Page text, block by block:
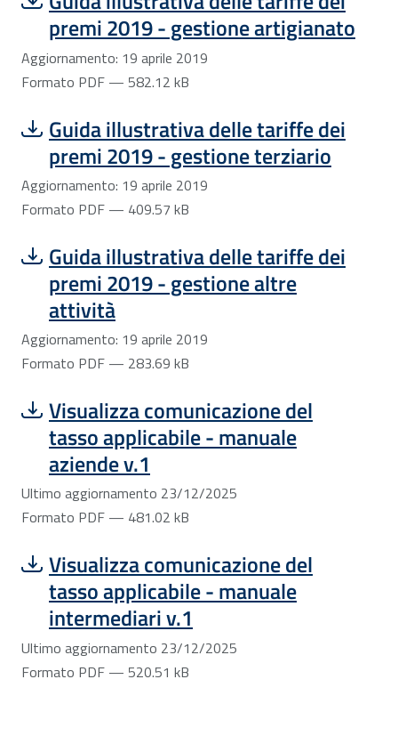
premi 2019 - gestione artigianato
Aggiornamento: 19 aprile 2019
Formato PDF — 582.12 kB
Scarica file:
Guida illustrativa delle tariffe dei
premi 2019 - gestione terziario
Formato PDF — Dimensione 409.57 kB
Aggiornamento: 19 aprile 2019
Formato PDF — 409.57 kB
Scarica file:
Guida illustrativa delle tariffe dei
premi 2019 - gestione altre
attività
Formato PDF — Dimensione 283.69 kB
Aggiornamento: 19 aprile 2019
Formato PDF — 283.69 kB
Scarica file:
Visualizza comunicazione del
tasso applicabile - manuale
aziende v.1
Formato PDF — Dimensione 481.02 kB
Ultimo aggiornamento 23/12/2025
Formato PDF — 481.02 kB
Scarica file:
Visualizza comunicazione del
tasso applicabile - manuale
intermediari v.1
Formato PDF — Dimensione 520.51 kB
Ultimo aggiornamento 23/12/2025
Formato PDF — 520.51 kB